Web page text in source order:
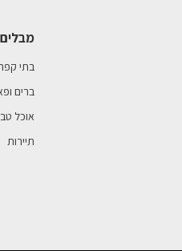
בתי
ברים
אוכל
תיירות